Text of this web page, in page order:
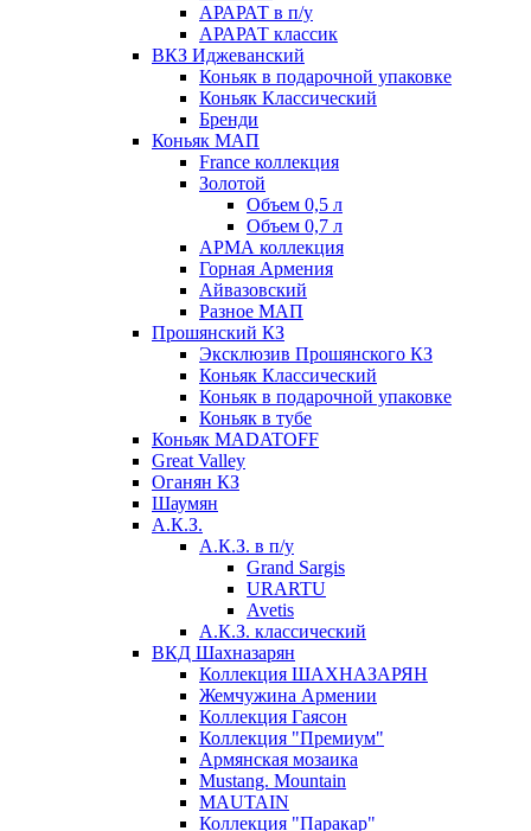
АРАРАТ в п/у
АРАРАТ классик
ВКЗ Иджеванский
Коньяк в подарочной упаковке
Коньяк Классический
Бренди
Коньяк МАП
France коллекция
Золотой
Объем 0,5 л
Объем 0,7 л
АРМА коллекция
Горная Армения
Айвазовский
Разное МАП
Прошянский КЗ
Эксклюзив Прошянского КЗ
Коньяк Классический
Коньяк в подарочной упаковке
Коньяк в тубе
Коньяк MADATOFF
Great Valley
Оганян КЗ
Шаумян
А.К.З.
А.К.З. в п/у
Grand Sargis
URARTU
Avetis
А.К.З. классический
ВКД Шахназарян
Коллекция ШАХНАЗАРЯН
Жемчужина Армении
Коллекция Гаясон
Коллекция "Премиум"
Армянская мозаика
Mustang. Mountain
MAUTAIN
Коллекция "Паракар"